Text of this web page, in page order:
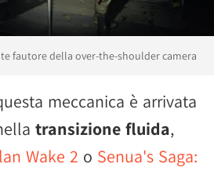
fautore della over-the-shoulder camera
meccanica è arrivata
transizione fluida,
Wake 2 o Senua's Saga: